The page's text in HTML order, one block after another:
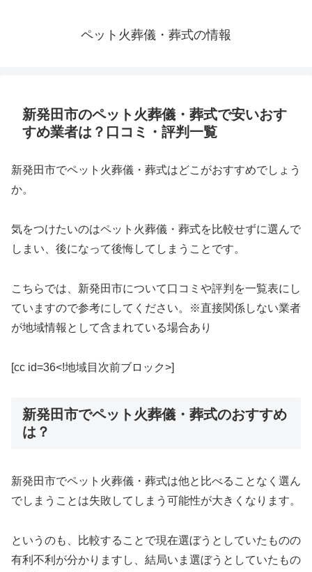
ペット火葬儀・葬式の情報
新発田市のペット火葬儀・葬式で安いおす
すめ業者は？口コミ・評判一覧
新発田市でペット火葬儀・葬式はどこがおすすめでしょう
か。
気をつけたいのはペット火葬儀・葬式を比較せずに選んで
しまい、後になって後悔してしまうことです。
こちらでは、新発田市について口コミや評判を一覧表にし
ていますので参考にしてください。※直接関係しない業者
が地域情報として含まれている場合あり
[cc id=36<!地域目次前ブロック>]
新発田市でペット火葬儀・葬式のおすすめ
は？
新発田市でペット火葬儀・葬式は他と比べることなく選ん
でしまうことは失敗してしまう可能性が大きくなります。
というのも、比較することで現在選ぼうとしていたものの
有利不利が分かりますし、結局いま選ぼうとしていたもの